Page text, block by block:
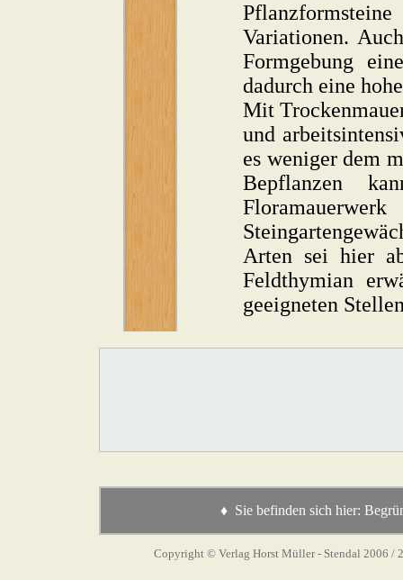
Variationen.
Formgebung
dadurch eine
Mit
und
es weniger dem
Bepflanzen
Arten sei hier
Feldthymian
geeigneten
♦ Sie befinden sich hier:
Copyright © Verlag Horst Müller - Stendal 2006 /